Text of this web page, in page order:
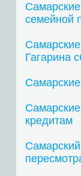
семейной
Гагарина
кредитам